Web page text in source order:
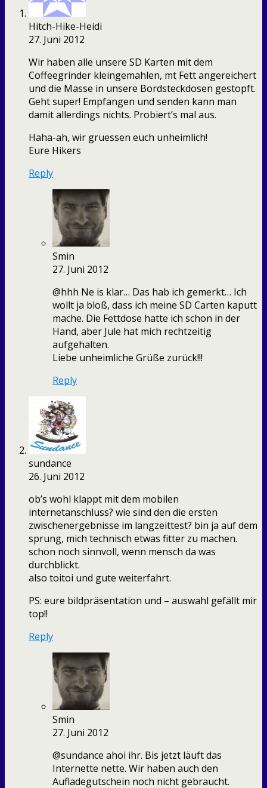
Hitch-Hike-Heidi
27. Juni 2012
Wir haben alle unsere SD Karten mit dem
Coffeegrinder kleingemahlen, mt Fett angereichert
und die Masse in unsere Bordsteckdosen gestopft.
Geht super! Empfangen und senden kann man
damit allerdings nichts. Probiert’s mal aus.
Haha-ah, wir gruessen euch unheimlich!
Eure Hikers
Reply
Smin
27. Juni 2012
@hhh Ne is klar… Das hab ich gemerkt… Ich
wollt ja bloß, dass ich meine SD Carten kaputt
mache. Die Fettdose hatte ich schon in der
Hand, aber Jule hat mich rechtzeitig
aufgehalten.
Liebe unheimliche Grüße zurück!!!
Reply
sundance
26. Juni 2012
ob’s wohl klappt mit dem mobilen
internetanschluss? wie sind den die ersten
zwischenergebnisse im langzeittest? bin ja auf dem
sprung, mich technisch etwas fitter zu machen.
schon noch sinnvoll, wenn mensch da was
durchblickt.
also toitoi und gute weiterfahrt.
PS: eure bildpräsentation und – auswahl gefällt mir
top!!
Reply
Smin
27. Juni 2012
@sundance ahoi ihr. Bis jetzt läuft das
Internette nette. Wir haben auch den
Aufladegutschein noch nicht gebraucht.